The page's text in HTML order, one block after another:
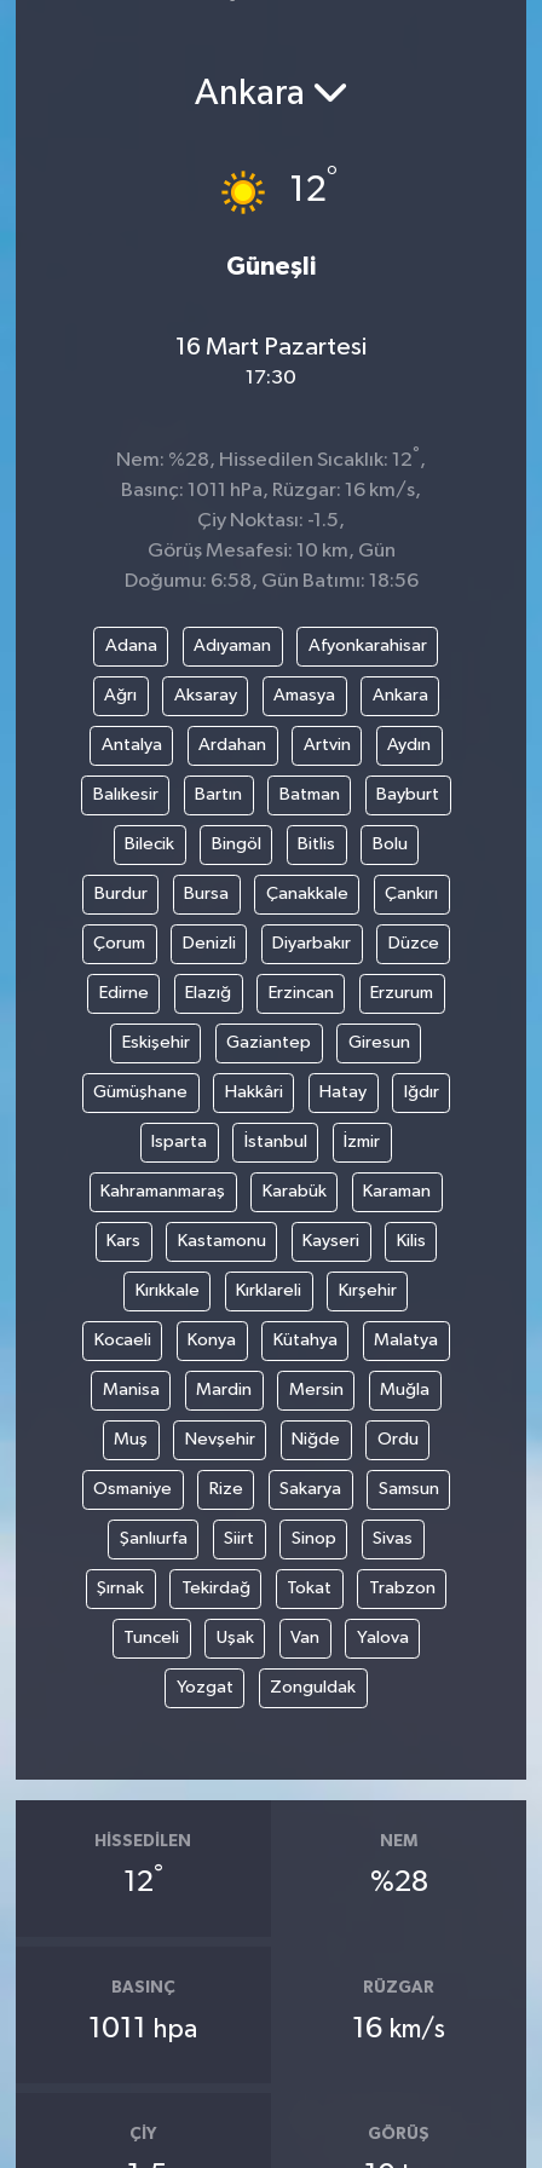
Ankara
12°
Güneşli
16 Mart Pazartesi
17:30
Nem: %28, Hissedilen Sıcaklık: 12° ,
Basınç: 1011 hPa, Rüzgar: 16 km/s,
Çiy Noktası: -1.5,
Görüş Mesafesi: 10 km, Gün
Doğumu: 6:58, Gün Batımı: 18:56
Adana Adıyaman Afyonkarahisar
Ağrı Aksaray Amasya Ankara
Antalya Ardahan Artvin Aydın
Balıkesir Bartın Batman Bayburt
Bilecik Bingöl Bitlis Bolu
Burdur Bursa Çanakkale Çankırı
Çorum Denizli Diyarbakır Düzce
Edirne Elazığ Erzincan Erzurum
Eskişehir Gaziantep Giresun
Gümüşhane Hakkâri Hatay Iğdır
Isparta İstanbul İzmir
Kahramanmaraş Karabük Karaman
Kars Kastamonu Kayseri Kilis
Kırıkkale Kırklareli Kırşehir
Kocaeli Konya Kütahya Malatya
Manisa Mardin Mersin Muğla
Muş Nevşehir Niğde Ordu
Osmaniye Rize Sakarya Samsun
Şanlıurfa Siirt Sinop Sivas
Şırnak Tekirdağ Tokat Trabzon
Tunceli Uşak Van Yalova
Yozgat Zonguldak
HISSEDILEN
12°
NEM
%28
BASINÇ
1011 hpa
RÜZGAR
16 km/s
ÇIY GÖRÜŞ